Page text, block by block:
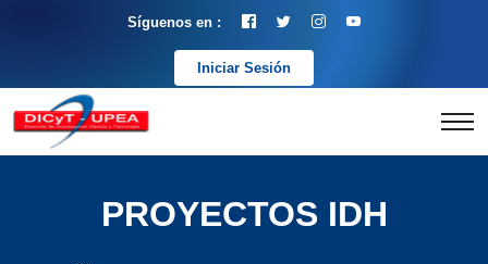
Síguenos en :
Iniciar Sesión
PROYECTOS IDH